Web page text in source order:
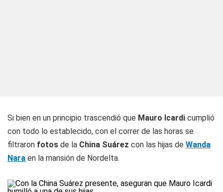
Si bien en un principio trascendió que Mauro Icardi cumplió
con todo lo establecido, con el correr de las horas se
filtraron fotos de la China Suárez con las hijas de Wanda
Nara en la mansión de Nordelta.